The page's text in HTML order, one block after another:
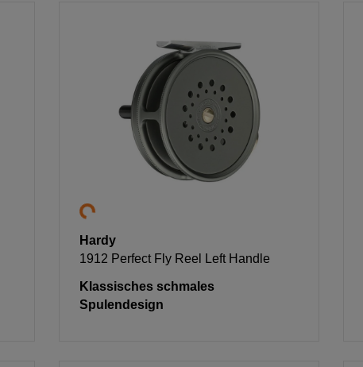
Hardy
1912 Perfect Fly Reel Left Handle
Klassisches schmales
Spulendesign